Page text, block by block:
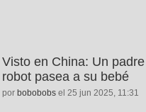
Visto en China: Un
robot pasea a su bebé
por bobobobs el 25 jun 2025, 11:31